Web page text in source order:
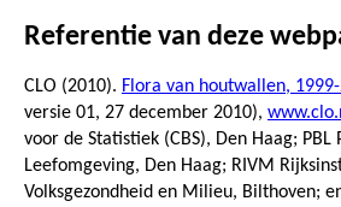
Referentie van deze
CLO (2010). Flora van houtwallen,
versie 01, 27 december 2010),
voor de Statistiek (CBS), Den Haag;
Leefomgeving, Den Haag; RIVM
Volksgezondheid en Milieu, Bilthoven;